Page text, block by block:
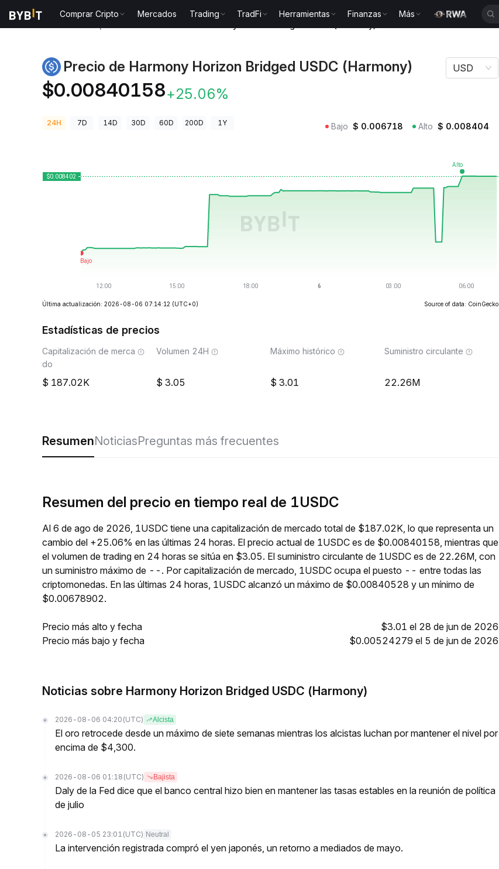
Comprar Cripto Mercados Trading TradFi Herramientas Finanzas Más
Precio de Harmony Horizon Bridged USDC (Harmony)
1USDC
$0.00840158+25.06%
USD
24H 7D 14D 30D 60D 200D 1Y Bajo $ 0.006718 Alto $ 0.008404
Última actualización: 2026-08-06 07:14:12 (UTC+0) Source of data: CoinGecko
Estadísticas de precios
Capitalización de merca
do
187.02K
Volumen 24H
3.05
Máximo histórico
3.01
Suministro circulante
22.26M
ResumenNoticiasPreguntas más frecuentes
Resumen del precio en tiempo real de 1USDC
Al 6 de ago de 2026, 1USDC tiene una capitalización de mercado total de $187.02K, lo que representa un
cambio del +25.06% en las últimas 24 horas. El precio actual de 1USDC es de $0.00840158, mientras que
el volumen de trading en 24 horas se sitúa en $3.05. El suministro circulante de 1USDC es de 22.26M, con
un suministro máximo de --. Por capitalización de mercado, 1USDC ocupa el puesto -- entre todas las
criptomonedas. En las últimas 24 horas, 1USDC alcanzó un máximo de $0.00840528 y un mínimo de
$0.00678902.
Precio más alto y fecha
$3.01 el 28 de jun de 2026
Precio más bajo y fecha
$0.00524279 el 5 de jun de 2026
Noticias sobre Harmony Horizon Bridged USDC (Harmony)
2026-08-06 04:20 (UTC) Alcista
El oro retrocede desde un máximo de siete semanas mientras los alcistas luchan por mantener el nivel por
encima de $4,300.
2026-08-06 01:18 (UTC) Bajista
Daly de la Fed dice que el banco central hizo bien en mantener las tasas estables en la reunión de política
de julio
2026-08-05 23:01 (UTC) Neutral
La intervención registrada compró el yen japonés, un retorno a mediados de mayo.